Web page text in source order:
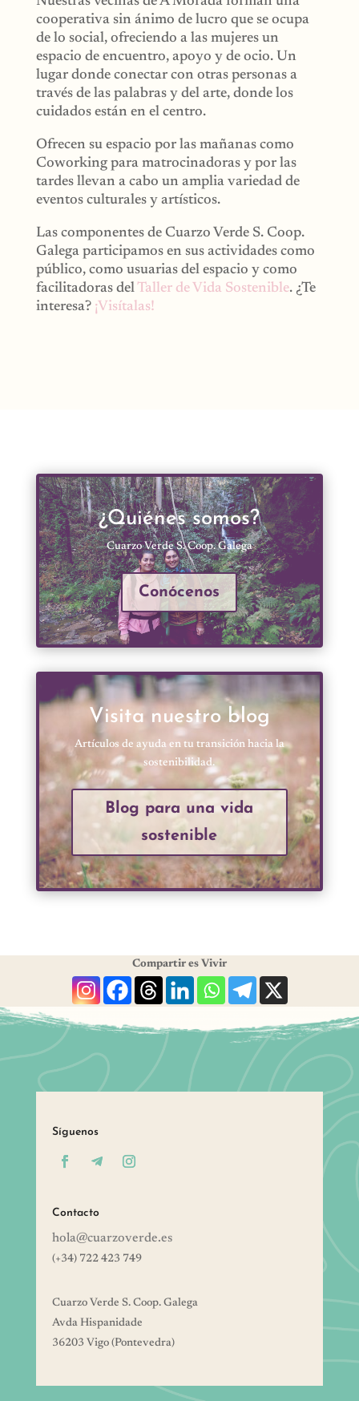
cooperativa sin ánimo de lucro que se ocupa
de lo social, ofreciendo a las mujeres un
espacio de encuentro, apoyo y de ocio. Un
lugar donde conectar con otras personas a
través de las palabras y del arte, donde los
cuidados están en el centro.
Ofrecen su espacio por las mañanas como
Coworking para matrocinadoras y por las
tardes llevan a cabo un amplia variedad de
eventos culturales y artísticos.
Las componentes de Cuarzo Verde S. Coop.
Galega participamos en sus actividades como
público, como usuarias del espacio y como
facilitadoras delTaller de Vida Sostenible. ¿Te
interesa? ¡Visítalas!
¿Quiénes somos?
Cuarzo Verde S. Coop. Galega
Conócenos
Visita nuestro blog
Artículos de ayuda en tu transición hacia la
sostenibilidad.
Blog para una vida
sostenible
Compartir es Vivir
Síguenos
Contacto
hola@cuarzoverde.es
(+34) 722 423 749
Cuarzo Verde S. Coop. Galega
Avda Hispanidade
36203 Vigo (Pontevedra)